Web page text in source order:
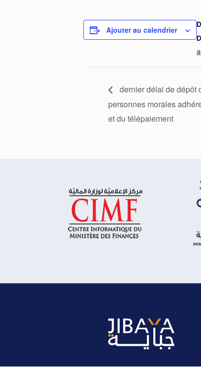
Ajouter au calendrier
dernier délai de dépôt
personnes morales
et du télépaiement